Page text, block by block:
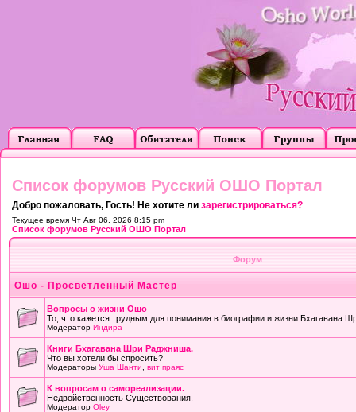
Список форумов Русский ОШО Портал
Добро пожаловать, Гость! Не хотите ли зарегистрироваться?
Текущее время Чт Авг 06, 2026 8:15 pm
Список форумов Русский ОШО Портал
Форум
Ошо - Просветлённый Мастер
Вопросы о жизни Ошо
То, что кажется трудным для понимания в биографии и жизни Бхагавана
Модератор Индира
Книги Бхагавана Шри Раджниша.
Что вы хотели бы спросить?
Модераторы Уша Шанти вит праяс
К вопросам о самореализации.
Недвойственность Существования.
Модератор Oley